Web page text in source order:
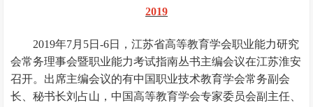
2019
2019年7月5日-6日，江苏省高等教育学会职业能力研究
会常务理事会暨职业能力考试指南丛书主编会议在江苏淮安
召开。出席主编会议的有中国职业技术教育学会常务副会
长、秘书长刘占山，中国高等教育学会专家委员会副主任、